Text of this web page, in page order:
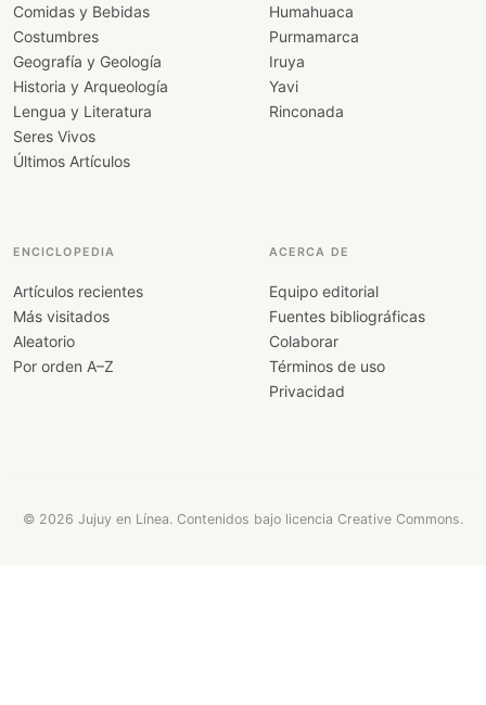
Comidas y Bebidas
Costumbres
Geografía y Geología
Historia y Arqueología
Lengua y Literatura
Seres Vivos
Últimos Artículos
Humahuaca
Purmamarca
Iruya
Yavi
Rinconada
ENCICLOPEDIA
Artículos recientes
Más visitados
Aleatorio
Por orden A–Z
ACERCA DE
Equipo editorial
Fuentes bibliográficas
Colaborar
Términos de uso
Privacidad
© 2026 Jujuy en Línea. Contenidos bajo licencia Creative Commons.